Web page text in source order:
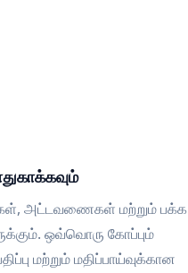
அட்டவணைகள் மற்றும் பக்க
ஒவ்வொரு கோப்பும்
மற்றும் மதிப்பாய்வுக்கான